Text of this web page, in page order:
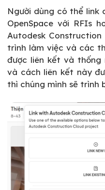
Người dùng có thể link
OpenSpace với RFIs
Autodesk
trình làm việc và các
được liên kết và thống
và cách liên kết này
thì chúng mình sẽ trình